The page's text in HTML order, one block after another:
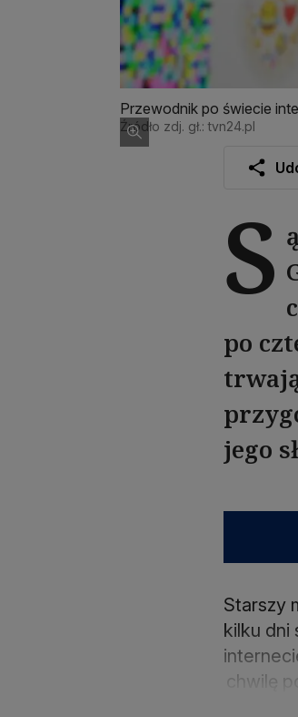
Przewodnik po świecie
Źródło zdj. gł.: tvn24.pl
S
po
jego
Starszy
kilku dni
chwilę